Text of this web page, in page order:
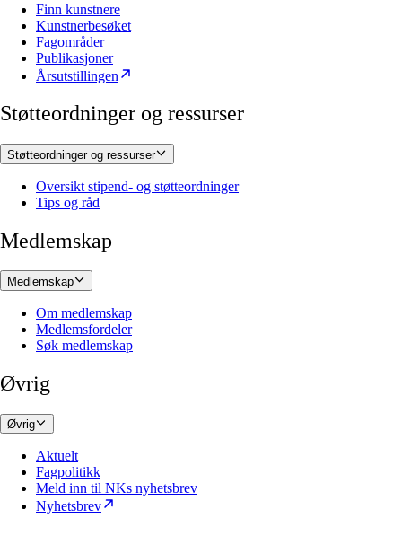
Finn kunstnere
Kunstnerbesøket
Fagområder
Publikasjoner
Årsutstillingen
Støtteordninger og ressurser
Støtteordninger og ressurser
Oversikt stipend- og støtteordninger
Tips og råd
Medlemskap
Medlemskap
Om medlemskap
Medlemsfordeler
Søk medlemskap
Øvrig
Øvrig
Aktuelt
Fagpolitikk
Meld inn til NKs nyhetsbrev
Nyhetsbrev